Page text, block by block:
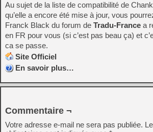
Au sujet de la liste de compatibilité de
qu’elle a encore été mise à jour, vous
Franck Black du forum de Tradu-France a
en FR pour vous (si c’est pas beau ça) et
ca se passe.
Site Officiel
En savoir plus…
Commentaire ¬
Votre adresse e-mail ne sera pas publiée.